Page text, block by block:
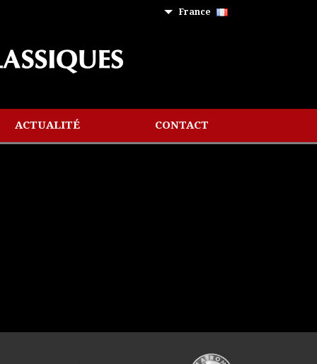
France
ACTUALITÉ CONTACT